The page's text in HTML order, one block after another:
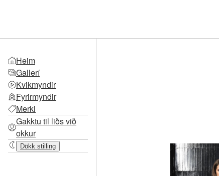
Heim
Gallerí
Kvikmyndir
Fyrirmyndir
Merki
Gakktu til liðs við
okkur
Dökk stilling